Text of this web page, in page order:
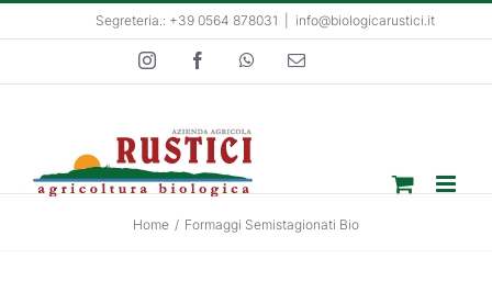
al
Segreteria.: +39 0564 878031 info@biologicarustici.it
InstagramFacebookWhatsApp
Email
Home / Formaggi Semistagionati Bio